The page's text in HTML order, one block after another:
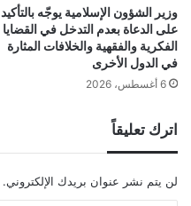
وزير الشؤون الإسلامية يوجّه بالتأكيد
على الدعاة بعدم التدخل في القضايا
الفكرية والفقهية والخلافات المثارة
في الدول الأخرى
6 أغسطس، 2026
اترك تعليقاً
لن يتم نشر عنوان بريدك الإلكتروني.